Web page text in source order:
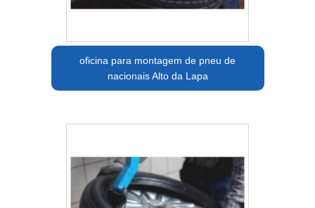
oficina para montagem de pneu de
nacionais Alto da Lapa